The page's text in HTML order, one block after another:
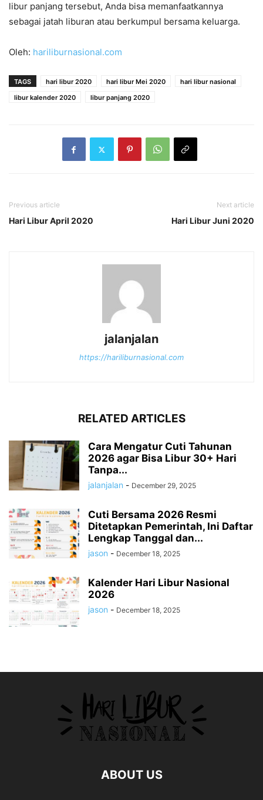
libur panjang tersebut, Anda bisa memanfaatkannya
sebagai jatah liburan atau berkumpul bersama keluarga.
Oleh: hariliburnasional.com
TAGS hari libur 2020 hari libur Mei 2020
hari libur nasional
libur kalender 2020
libur panjang 2020
Previous article
Hari Libur April 2020
Next article
Hari Libur Juni 2020
jalanjalan
https://hariliburnasional.com
RELATED ARTICLES
Cara Mengatur Cuti Tahunan
2026 agar Bisa Libur 30+ Hari
Tanpa...
jalanjalan - December 29, 2025
Cuti Bersama 2026 Resmi
Ditetapkan Pemerintah, Ini Daftar
Lengkap Tanggal dan...
jason - December 18, 2025
Kalender Hari Libur Nasional
2026
jason - December 18, 2025
ABOUT US